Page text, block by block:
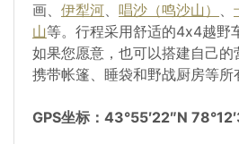
画、 伊犁河、 唱沙（鸣沙山） 、
山等。行程采用舒适的4x4越野
如果您愿意，也可以搭建自己
携带帐篷、睡袋和野战厨房等所
GPS坐标：43°55′22″N